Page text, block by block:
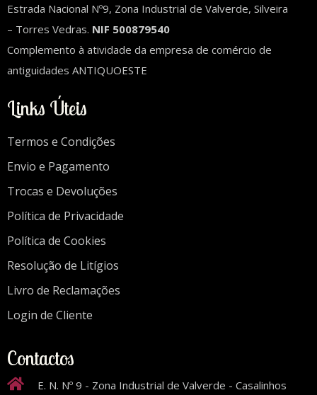
Estrada Nacional Nº9, Zona Industrial de Valverde, Silveira
– Torres Vedras. NIF 500879540
Complemento à atividade da empresa de comércio de
antiguidades ANTIQUOESTE
Links Úteis
Termos e Condições
Envio e Pagamento
Trocas e Devoluções
Política de Privacidade
Política de Cookies
Resolução de Litígios
Livro de Reclamações
Login de Cliente
Contactos
E. N. Nº 9 - Zona Industrial de Valverde - Casalinhos